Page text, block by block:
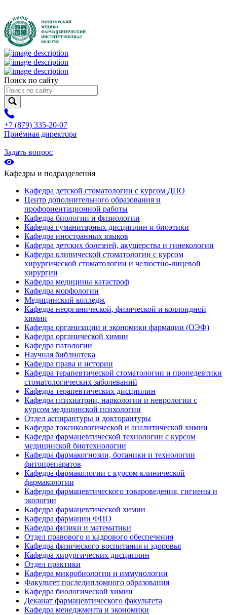
Поиск по сайту
+7 (879) 335-20-07
Приёмная директора
Задать вопрос
Кафедры и подразделения
Кафедра детской стоматологии с курсом ДПО
Центр дополнительного образования и
профориентационной работы
Кафедра биологии и физиологии
Кафедра гуманитарных дисциплин и биоэтики
Кафедра иностранных языков
Кафедра детских болезней, акушерства и гинекологии
Кафедра клинической стоматологии с курсом
хирургической стоматологии и челюстно-лицевой
хирургии
Кафедра медицины катастроф
Кафедра морфологии
Медицинский колледж
Кафедра неорганической, физической и коллоидной
химии
Кафедра организации и экономики фармации (ОЭФ)
Кафедра органической химии
Кафедра патологии
Научная библиотека
Кафедра права и истории
Кафедра терапевтической стоматологии и пропедевтики
стоматологических заболеваний
Кафедра терапевтических дисциплин
Кафедра психиатрии, наркологии и неврологии с
курсом медицинской психологии
Отдел аспирантуры и докторантуры
Кафедра токсикологической и аналитической химии
Кафедра фармацевтической технологии с курсом
медицинской биотехнологии
Кафедра фармакогнозии, ботаники и технологии
фитопрепаратов
Кафедра фармакологии с курсом клинической
фармакологии
Кафедра фармацевтического товароведения, гигиены и
экологии
Кафедра фармацевтической химии
Кафедра фармации ФПО
Кафедра физики и математики
Отдел правового и кадрового обеспечения
Кафедра физического воспитания и здоровья
Кафедра хирургических дисциплин
Отдел практики
Кафедра микробиологии и иммунологии
Факультет последипломного образования
Кафедра биологической химии
Деканат фармацевтического факультета
Кафедра менеджмента и экономики